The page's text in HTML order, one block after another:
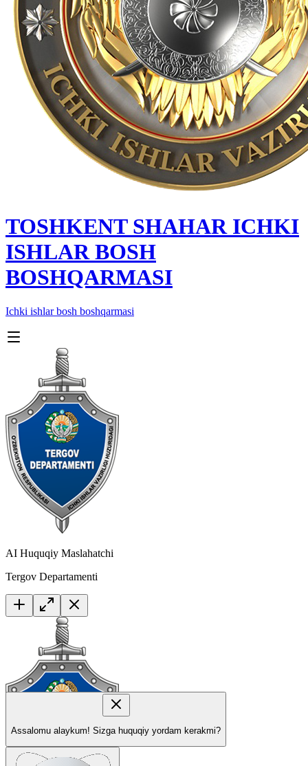
TOSHKENT SHAHAR IСHKI
ISHLAR BOSH
BOSHQARMASI
Ichki ishlar bosh boshqarmasi
AI Huquqiy Maslahatchi
Tergov Departamenti
Assalomu alaykum! Sizga huquqiy yordam kerakmi?